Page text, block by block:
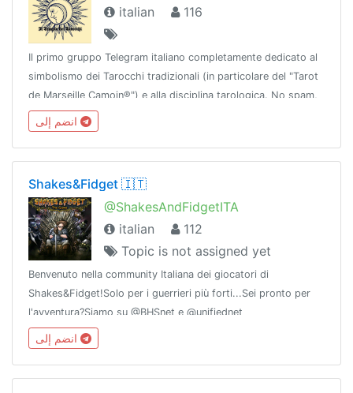
italian
116
Il primo gruppo Telegram italiano completamente dedicato al
simbolismo dei Tarocchi tradizionali (in particolare del "Tarot
de Marseille Camoin®") e alla disciplina tarologica. No spam,
no insulti, 18+
Shakes&Fidget 🇮🇹
@ShakesAndFidgetITA
italian
112
Topic is not assigned yet
Benvenuto nella community Italiana dei giocatori di
Shakes&Fidget!Solo per i guerrieri più forti...Sei pronto per
l'avventura?Siamo su @BHSnet e @unifiednet